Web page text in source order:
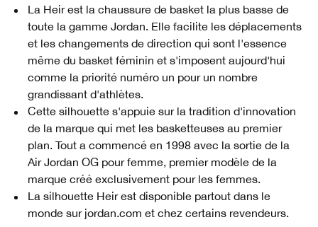
La Heir est la chaussure de basket la plus basse de
toute la gamme Jordan. Elle facilite les déplacements
et les changements de direction qui sont l'essence
même du basket féminin et s'imposent aujourd'hui
comme la priorité numéro un pour un nombre
grandissant d'athlètes.
Cette silhouette s'appuie sur la tradition d'innovation
de la marque qui met les basketteuses au premier
plan. Tout a commencé en 1998 avec la sortie de la
Air Jordan OG pour femme, premier modèle de la
marque créé exclusivement pour les femmes.
La silhouette Heir est disponible partout dans le
monde sur jordan.com et chez certains revendeurs.